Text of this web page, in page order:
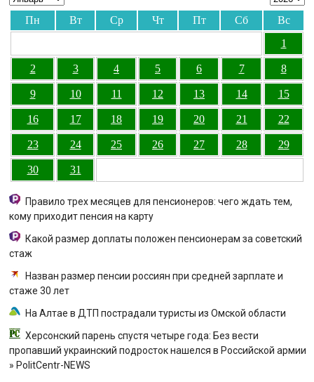
Пн Вт Ср Чт Пт Сб
Вс
1
2 3 4 5 6 7 8
9 10 11 12 13 14 15
16 17 18 19 20 21 22
23 24 25 26 27 28 29
30 31
Правило трех месяцев для пенсионеров: чего ждать тем,
кому приходит пенсия на карту
Какой размер доплаты положен пенсионерам за советский
стаж
Назван размер пенсии россиян при средней зарплате и
стаже 30 лет
На Алтае в ДТП пострадали туристы из Омской области
Херсонский парень спустя четыре года: Без вести
пропавший украинский подросток нашелся в Российской армии
» PolitCentr-NEWS